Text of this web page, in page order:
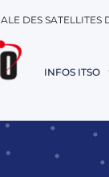
DES SATELLITES
INFOS ITSO